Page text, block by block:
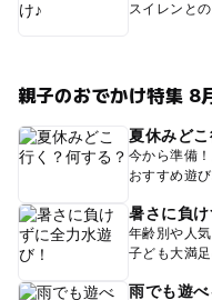
スイレンと
親子のおでかけ特集 8
夏休みど
今から準備
おすすめ遊
暑さに負け
年齢別や人
子ども大満
雨でも遊べ